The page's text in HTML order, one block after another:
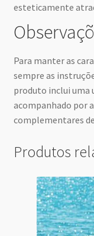
esteticamente
Para manter as
sempre as
produto inclui uma
acompanhado por
complementares
Produtos